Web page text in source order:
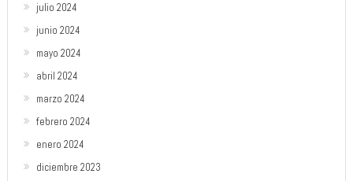
julio 2024
junio 2024
mayo 2024
abril 2024
marzo 2024
febrero 2024
enero 2024
diciembre 2023